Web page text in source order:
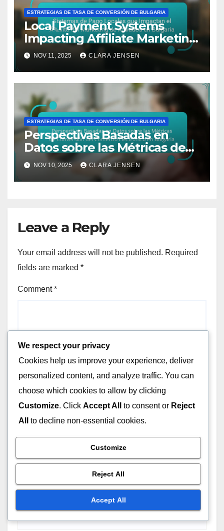
ESTRATEGIAS DE TASA DE CONVERSIÓN DE BULGARIA
Local Payment Systems
Impacting Affiliate Marketing
Success in Bulgaria
NOV 11, 2025 CLARA JENSEN
ESTRATEGIAS DE TASA DE CONVERSIÓN DE BULGARIA
Perspectivas Basadas en
Datos sobre las Métricas de
Conversión del Comercio
Electrónico en Bulgaria
NOV 10, 2025 CLARA JENSEN
Leave a Reply
Your email address will not be published. Required
fields are marked *
Comment*
We respect your privacy
Cookies help us improve your experience, deliver
personalized content, and analyze traffic. You can
choose which cookies to allow by clicking
Customize. Click Accept All to consent or Reject
All
to decline non-essential cookies.
Customize
Reject All
Accept All